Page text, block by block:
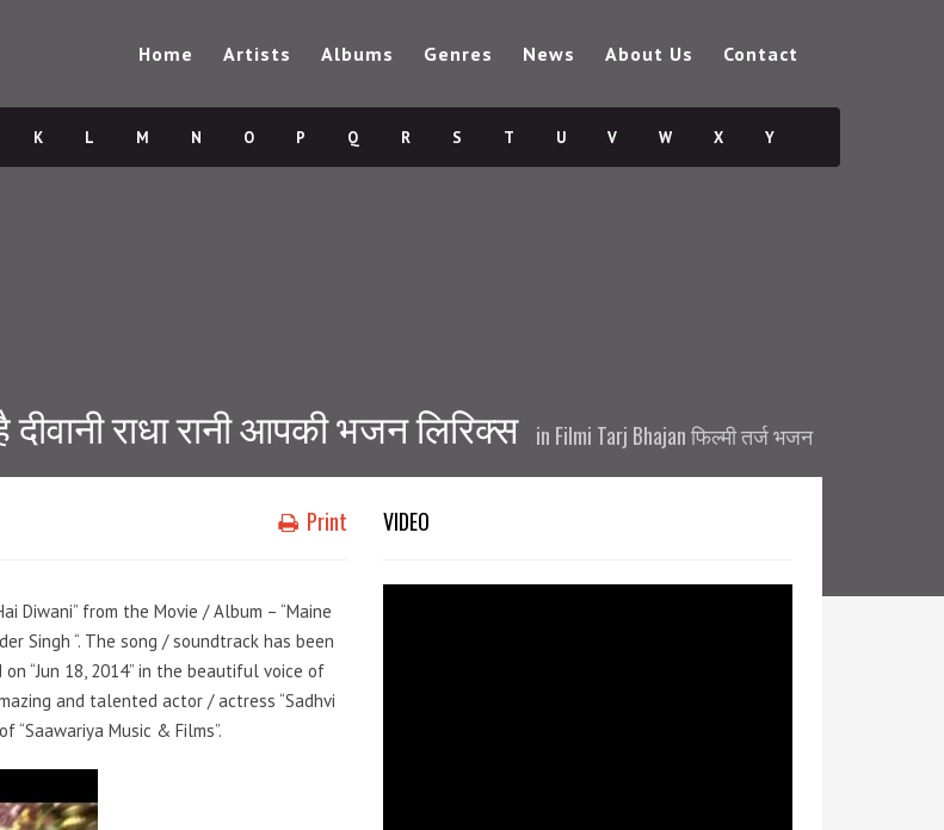
Home Artists Albums Genres News About Us Contact
K L M N O P Q R S T U V W X Y
दीवानी राधा रानी आपकी भजन लिरिक्स in Filmi Tarj Bhajan फिल्मी तर्ज भजन
Print
Diwani” from the Movie / Album – “Maine
Singh “. The song / soundtrack has been
“Jun 18, 2014” in the beautiful voice of
and talented actor / actress “Sadhvi
“Saawariya Music & Films”.
VIDEO